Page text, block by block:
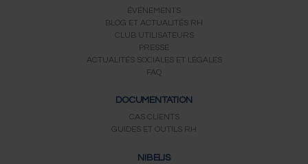
ÉVÉNEMENTS
BLOG ET ACTUALITÉS RH
CLUB UTILISATEURS
PRESSE
ACTUALITÉS SOCIALES ET LÉGALES
FAQ
DOCUMENTATION
CAS CLIENTS
GUIDES ET OUTILS RH
NIBELIS